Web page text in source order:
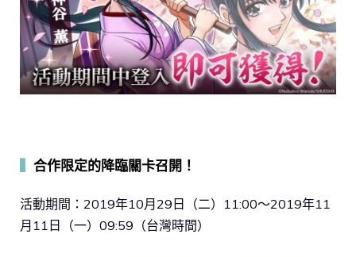
合作限定的降臨關卡召開！
活動期間：2019年10月29日（二）11:00～2019年11
月11日（一）09:59（台灣時間）